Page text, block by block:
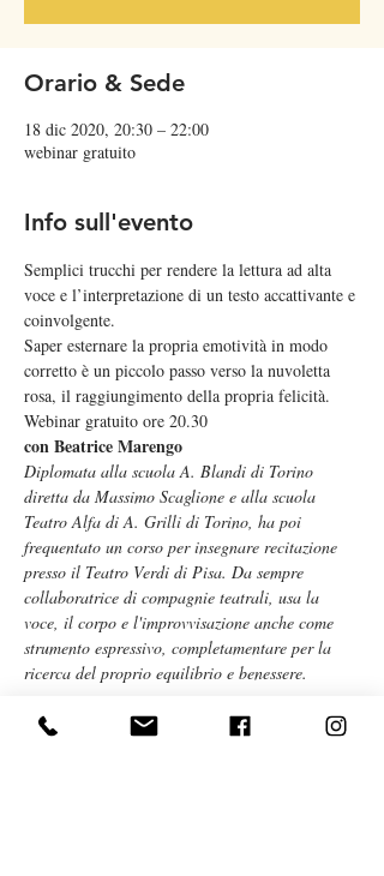
Orario & Sede
18 dic 2020, 20:30 – 22:00
webinar gratuito
Info sull'evento
Semplici trucchi per rendere la lettura ad alta
voce e l’interpretazione di un testo accattivante e
coinvolgente.
Saper esternare la propria emotività in modo
corretto è un piccolo passo verso la nuvoletta
rosa, il raggiungimento della propria felicità.
Webinar gratuito ore 20.30
con Beatrice Marengo
Diplomata alla scuola A. Blandi di Torino
diretta da Massimo Scaglione e alla scuola
Teatro Alfa di A. Grilli di Torino, ha poi
frequentato un corso per insegnare recitazione
presso il Teatro Verdi di Pisa. Da sempre
collaboratrice di compagnie teatrali, usa la
voce, il corpo e l'improvvisazione anche come
strumento espressivo, completamentare per la
ricerca del proprio equilibrio e benessere.
Biglietti